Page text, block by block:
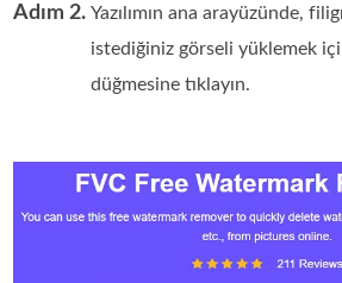
Adım 2. Yazılımın ana arayüzünde,
istediğiniz görseli yüklemek
düğmesine tıklayın.